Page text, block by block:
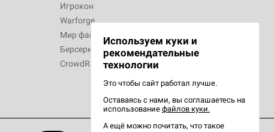
Игрокон
Warforge
Мир фантастики
Берсерк
CrowdRepublic
Используем куки и
рекомендательные
технологии
Это чтобы сайт работал лучше.
Оставаясь с нами, вы соглашаетесь на
использование файлов куки.
А ещё можно почитать, что такое